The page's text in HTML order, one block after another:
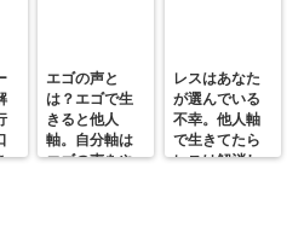
エゴの声と
は？エゴで生
きると他人
軸。自分軸は
エゴの声をや
レスはあなた
が選んでいる
不幸。他人軸
で生きてたら
レスは解消し